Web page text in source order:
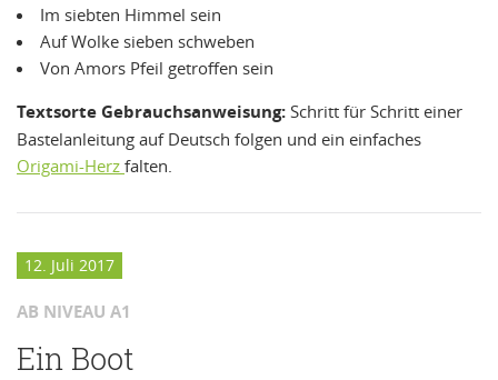
Im siebten Himmel sein
Auf Wolke sieben schweben
Von Amors Pfeil getroffen sein
Textsorte Gebrauchsanweisung: Schritt für Schritt einer
Bastelanleitung auf Deutsch folgen und ein einfaches
Origami-Herz falten.
12. Juli 2017
AB NIVEAU A1
Ein Boot